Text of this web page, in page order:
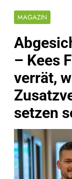
MAGAZIN
– Kees
verrät,
setzen